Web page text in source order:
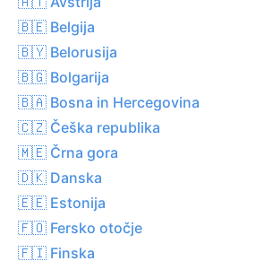
🇧🇪 Belgija
🇧🇾 Belorusija
🇧🇬 Bolgarija
🇧🇦 Bosna in Hercegovina
🇨🇿 Češka republika
🇲🇪 Črna gora
🇩🇰 Danska
🇪🇪 Estonija
🇫🇴 Fersko otočje
🇫🇮 Finska